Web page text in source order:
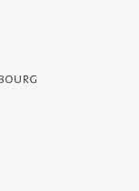
- Service